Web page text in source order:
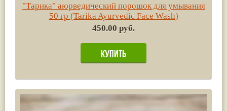
"Тарика" аюрведический порошок для умывания
50 гр (Tarika Ayurvedic Face Wash)
450.00 руб.